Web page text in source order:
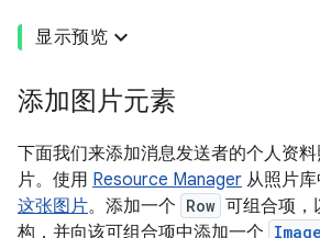
显示预览
添加图片元素
下面我们来添加消息发送者的个人资
片。使用 Resource Manager 从照片
这张图片。添加一个 Row 可组合项，
构，并向该可组合项中添加一个 Image